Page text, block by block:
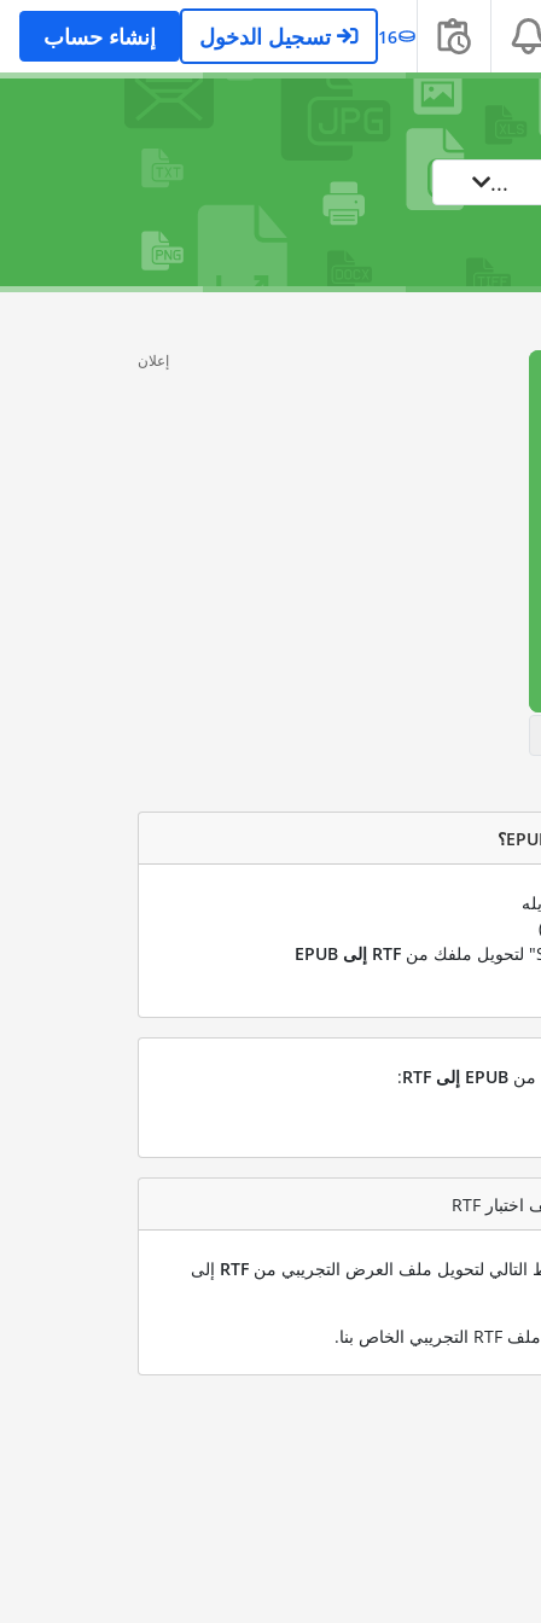
16 تسجيل الدخول إنشاء حساب
...
إعلان
RTF إلى EPUB
من EPUB إلى RTF :
التالي لتحويل ملف العرض التجريبي من RTF إلى
.